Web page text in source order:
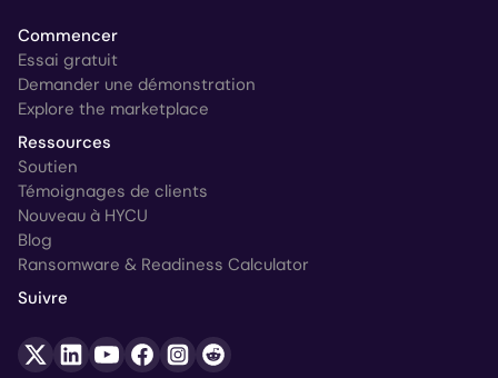
Commencer
Essai gratuit
Demander une démonstration
Explore the marketplace
Ressources
Soutien
Témoignages de clients
Nouveau à HYCU
Blog
Ransomware & Readiness Calculator
Suivre